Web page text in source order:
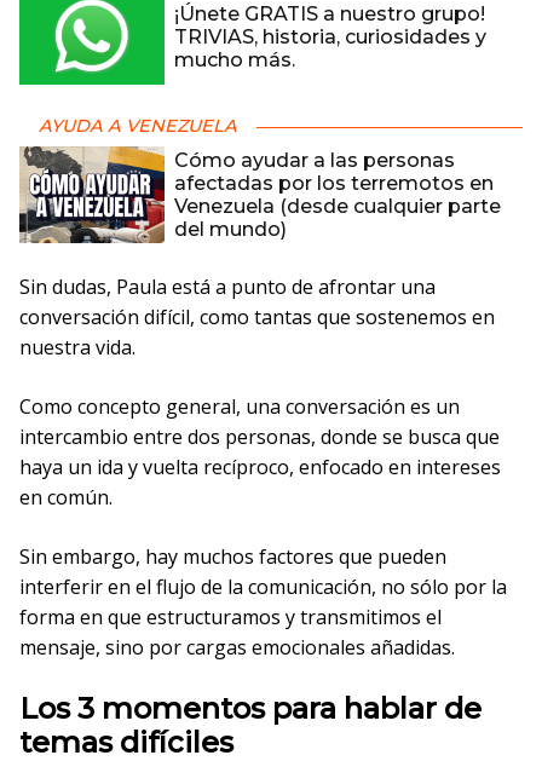
¡Únete GRATIS a nuestro grupo!
TRIVIAS, historia, curiosidades y
mucho más.
AYUDA A VENEZUELA
Cómo ayudar a las personas
afectadas por los terremotos en
Venezuela (desde cualquier parte
del mundo)
Sin dudas, Paula está a punto de afrontar una
conversación difícil, como tantas que sostenemos en
nuestra vida.
Como concepto general, una conversación es un
intercambio entre dos personas, donde se busca que
haya un ida y vuelta recíproco, enfocado en intereses
en común.
Sin embargo, hay muchos factores que pueden
interferir en el flujo de la comunicación, no sólo por la
forma en que estructuramos y transmitimos el
mensaje, sino por cargas emocionales añadidas.
Los 3 momentos para hablar de
temas difíciles